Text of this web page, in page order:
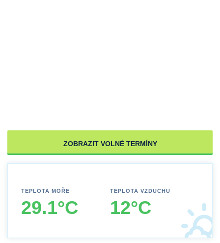
ZOBRAZIT VOLNÉ TERMÍNY
TEPLOTA MOŘE
29.1°C
TEPLOTA VZDUCHU
12°C